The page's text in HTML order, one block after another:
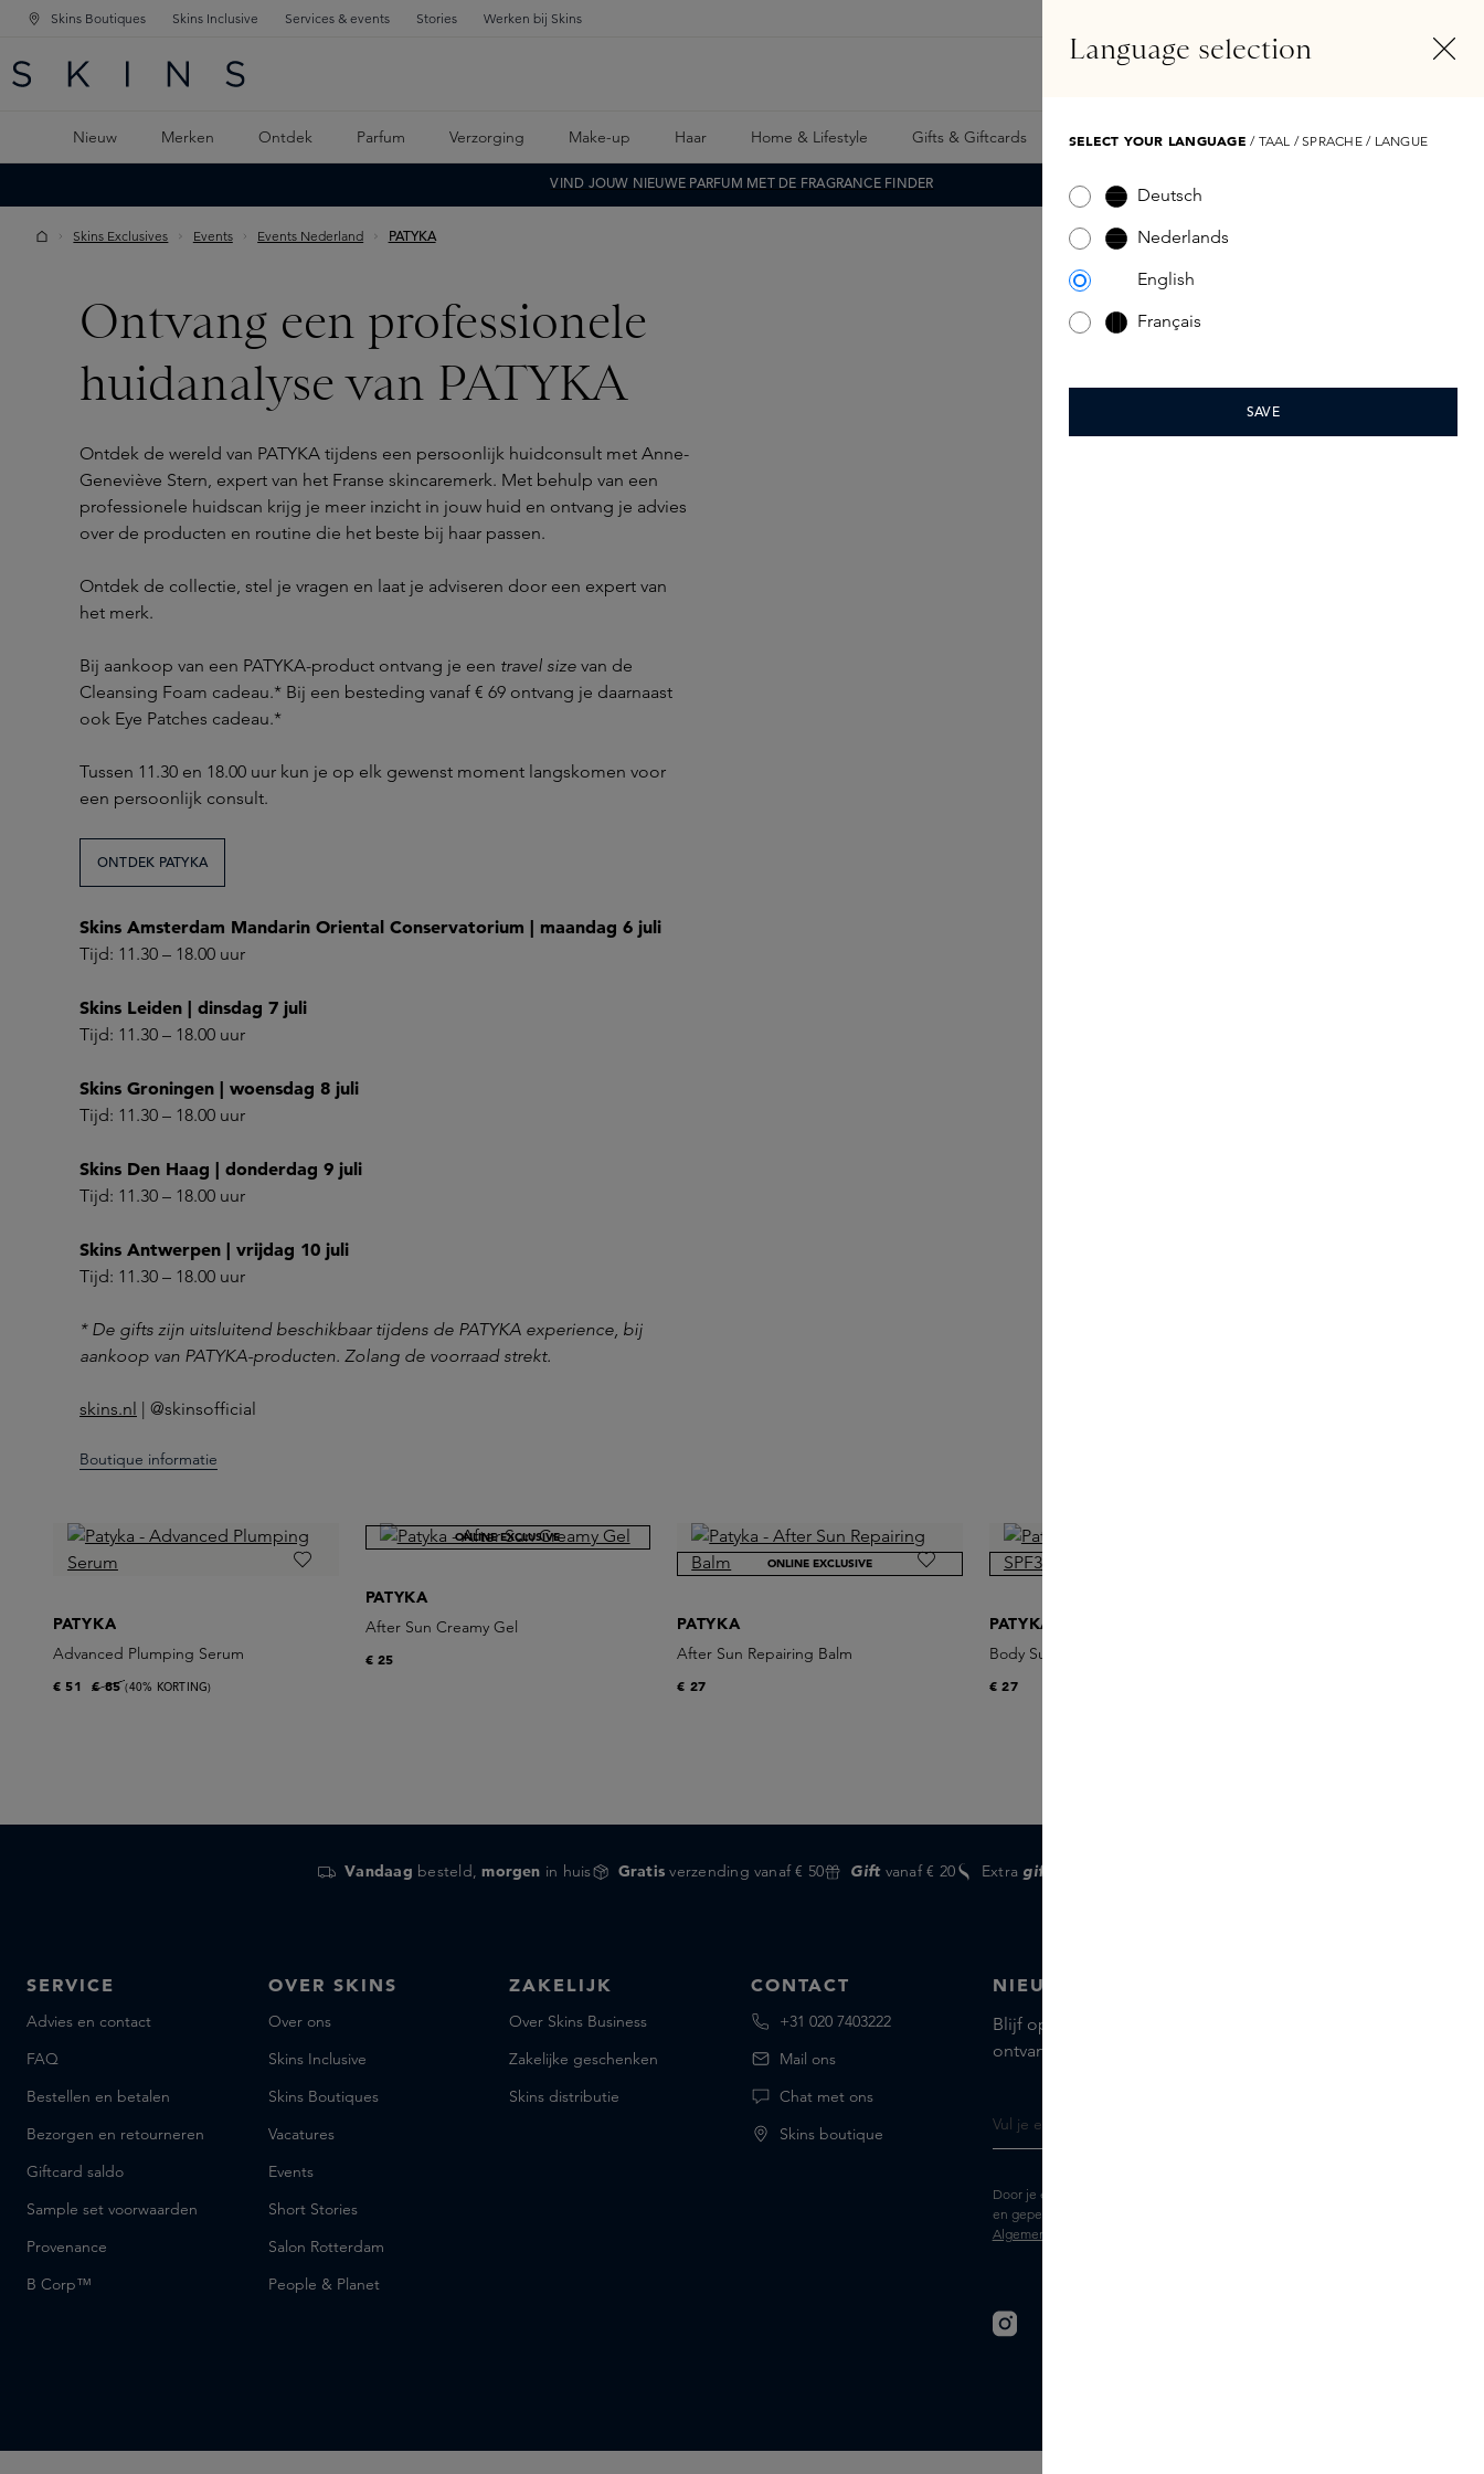
NAVIGATIE
DE HOOFDINHOUD
Skins Boutiques Skins Inclusive Services & events Stories Werken bij Skins
Nieuw Merken Ontdek Parfum Verzorging Make-up Haar Home & Lifestyle Gifts & Giftcards Samples Skins Exclusives Skins Boxen
VIND JOUW NIEUWE PARFUM MET DE FRAGRANCE FINDER
Skins Exclusives Events Events Nederland PATYKA
Ontvang een professionele
huidanalyse van PATYKA
Ontdek de wereld van PATYKA tijdens een persoonlijk huidconsult met Anne-
Geneviève Stern, expert van het Franse skincaremerk. Met behulp van een
professionele huidscan krijg je meer inzicht in jouw huid en ontvang je advies
over de producten en routine die het beste bij haar passen.
Ontdek de collectie, stel je vragen en laat je adviseren door een expert van
het merk.
Bij aankoop van een PATYKA-product ontvang je een travel size van de
Cleansing Foam cadeau.* Bij een besteding vanaf € 69 ontvang je daarnaast
ook Eye Patches cadeau.*
Tussen 11.30 en 18.00 uur kun je op elk gewenst moment langskomen voor
een persoonlijk consult.
ONTDEK PATYKA
Skins Amsterdam Mandarin Oriental Conservatorium | maandag 6 juli
Tijd: 11.30 – 18.00 uur
Skins Leiden | dinsdag 7 juli
Tijd: 11.30 – 18.00 uur
Skins Groningen | woensdag 8 juli
Tijd: 11.30 – 18.00 uur
Skins Den Haag | donderdag 9 juli
Tijd: 11.30 – 18.00 uur
Skins Antwerpen | vrijdag 10 juli
Tijd: 11.30 – 18.00 uur
* De gifts zijn uitsluitend beschikbaar tijdens de PATYKA experience, bij
aankoop van PATYKA-producten. Zolang de voorraad strekt.
skins.nl | @skinsofficial
Boutique informatie
PATYKA
Advanced Plumping Serum
€ 51 € 85(40% KORTING)
ONLINE EXCLUSIVE
PATYKA
After Sun Creamy Gel
€ 25
ONLINE EXCLUSIVE
PATYKA
After Sun Repairing Balm
€ 27
PATYKA
Body Sunscreen Spray SPF30
€ 27
Vandaag besteld,morgen in huis Gratis verzending vanaf € 50 Giftvanaf € 20 Extra gifts
SERVICE
Advies en contact
FAQ
Bestellen en betalen
Bezorgen en retourneren
Giftcard saldo
Sample set voorwaarden
Provenance
B Corp™
OVER SKINS
Over ons
Skins Inclusive
Skins Boutiques
Vacatures
Events
Short Stories
Salon Rotterdam
People & Planet
ZAKELIJK
Over Skins Business
Zakelijke geschenken
Skins distributie
CONTACT
+31 020 7403222
Mail ons
Chat met ons
Skins boutique
NIEUWSBRIEF
Blijf op de hoogte van de nieuwste merken en producten,
ontvang tips van onze Skins Experts.
Door je e-mailadres in te vullen geef je toestemming om de Skins nieuwsbrief
en gepersonaliseerde marketingberichten via e-mail te ontvangen. Bekijk de
Algemene voorwaarden
Language selection
SELECT YOUR LANGUAGE / TAAL / SPRACHE / LANGUE
Deutsch
Nederlands
English
Français
SAVE